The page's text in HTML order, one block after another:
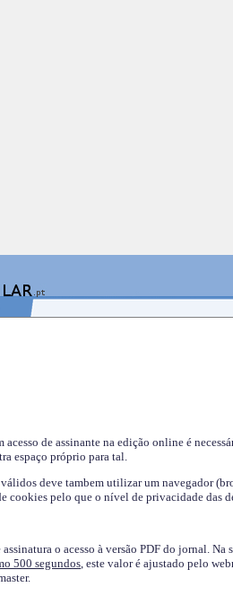
acesso de assinante na edição online é
espaço próprio para tal.
deve tambem utilizar um navegador
cookies pelo que o nível de privacidade das
o acesso à versão PDF do jornal. Na
500 segundos, este valor é ajustado pelo